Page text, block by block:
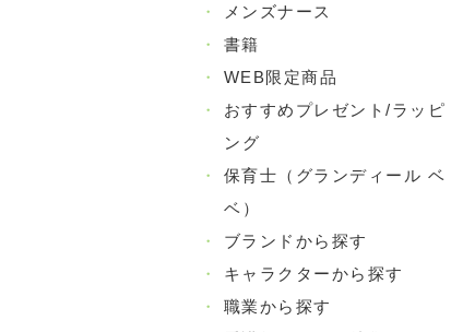
・
メンズナース
・
書籍
・
WEB限定商品
・
おすすめプレゼント/ラッピ
ング
・
保育士（グランディール ベ
ベ）
・
ブランドから探す
・
キャラクターから探す
・
職業から探す